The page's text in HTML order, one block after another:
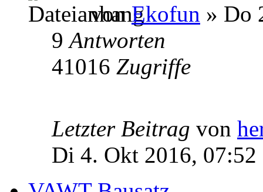
vonEkofun » Do
9Antworten
41016 Zugriffe
Letzter Beitrag von
Di 4. Okt 2016, 07:52